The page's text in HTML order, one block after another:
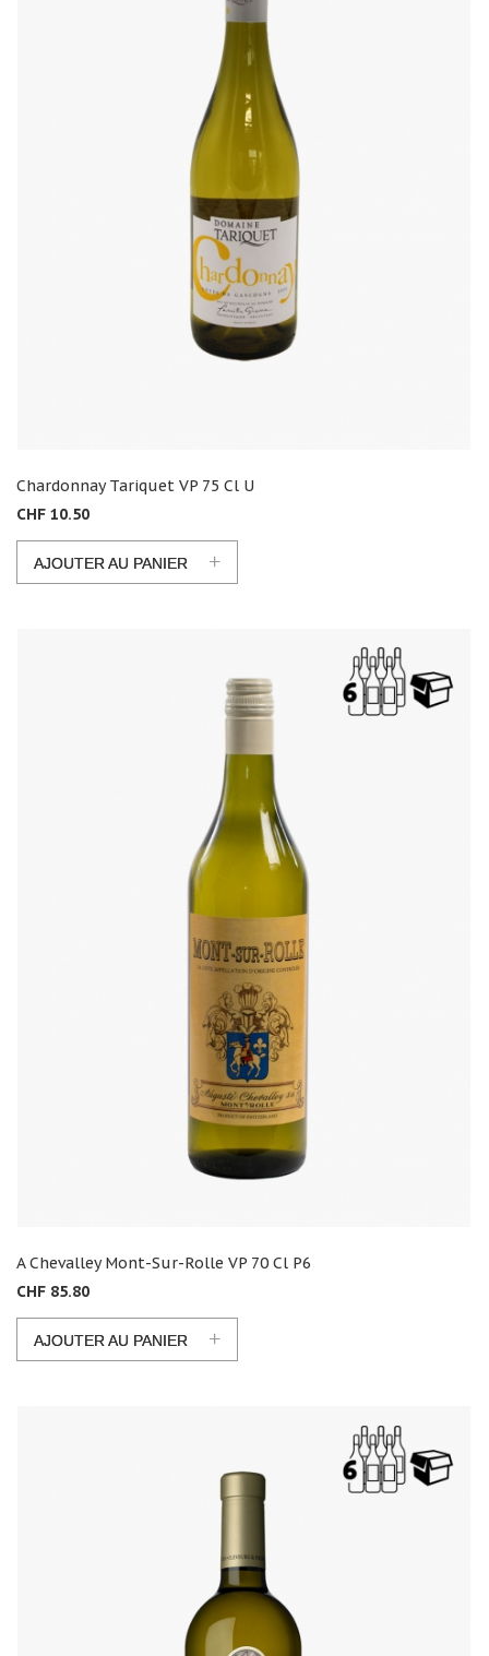
Chardonnay Tariquet VP 75 Cl U
CHF 10.50
AJOUTER AU PANIER +
A Chevalley Mont-Sur-Rolle VP 70 Cl P6
CHF 85.80
AJOUTER AU PANIER +